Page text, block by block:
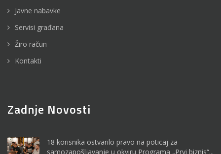
Javne nabavke
Servisi građana
Žiro račun
Kontakti
Zadnje Novosti
18 korisnika ostvarilo pravo na poticaj za
samozapošljavanje u okviru Programa „Prvi biznis“...